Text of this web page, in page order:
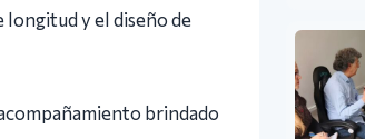
longitud y el diseño de
brindado